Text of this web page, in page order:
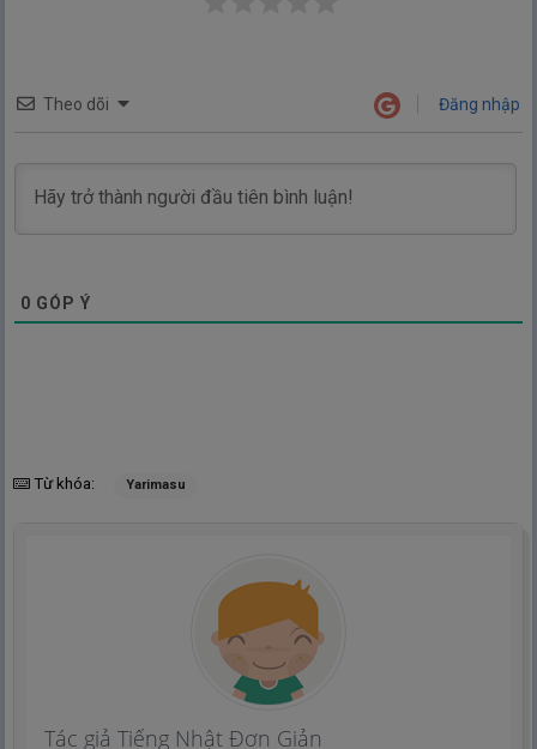
Theo dõi Đăng nhập
0 GÓP Ý
Từ khóa: Yarimasu
Tác giả Tiếng Nhật Đơn Giản